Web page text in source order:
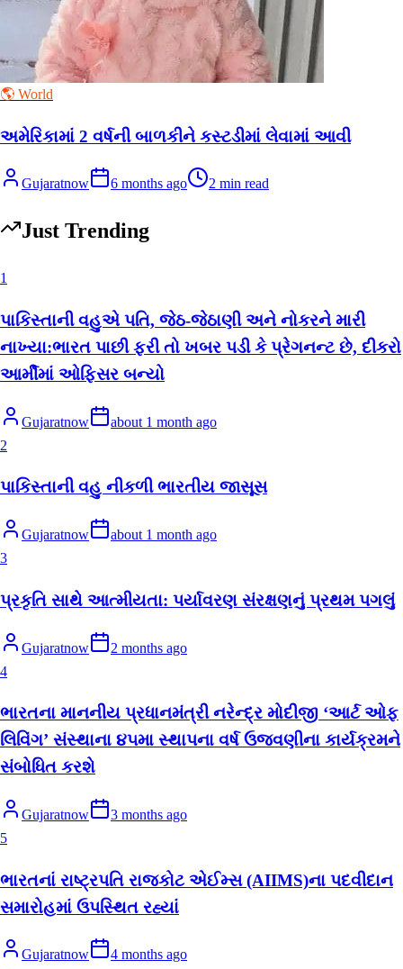
🌎 World
અમેરિકામાં 2 વર્ષની બાળકીને કસ્ટડીમાં લેવામાં આવી
Gujaratnow 6 months ago 2 min read
Just Trending
1
પાકિસ્તાની વહુએ પતિ, જેઠ-જેઠાણી અને નોકરને મારી
નાખ્યા:ભારત પાછી ફરી તો ખબર પડી કે પ્રેગનન્ટ છે, દીકરો
આર્મીમાં ઓફિસર બન્યો
Gujaratnow
about 1 month ago
2
પાકિસ્તાની વહુ નીકળી ભારતીય જાસૂસ
Gujaratnow
about 1 month ago
3
પ્રકૃતિ સાથે આત્મીયતા: પર્યાવરણ સંરક્ષણનું પ્રથમ પગલું
Gujaratnow
2 months ago
4
ભારતના માનનીય પ્રધાનમંત્રી નરેન્દ્ર મોદીજી ‘આર્ટ ઓફ
લિવિંગ’ સંસ્થાના ૪૫મા સ્થાપના વર્ષ ઉજવણીના કાર્યક્રમને
સંબોધિત કરશે
Gujaratnow
3 months ago
5
ભારતનાં રાષ્ટ્રપતિ રાજકોટ એઈમ્સ (AIIMS)ના પદવીદાન
સમારોહમાં ઉપસ્થિત રહ્યાં
Gujaratnow
4 months ago